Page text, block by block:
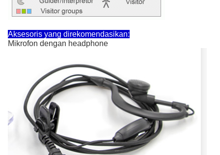
Aksesoris yang direkomendasikan:
Mikrofon dengan headphone